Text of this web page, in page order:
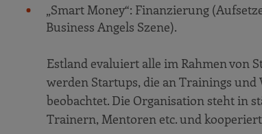
„Smart Money“: Finanzierung
Business Angels Szene).
Estland evaluiert alle im Rahmen von
werden Startups, die an Trainings
beobachtet. Die Organisation steht in
Trainern, Mentoren etc. und